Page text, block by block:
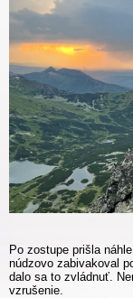
Po zostupe prišla
núdzovo zabivakoval
dalo sa to zvládnuť.
vzrušenie.